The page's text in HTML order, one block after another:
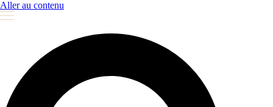
Aller au contenu